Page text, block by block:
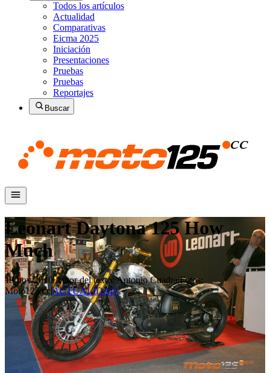
Todos los artículos
Actualidad
Comparativas
Eicma 2025
Iniciación
Presentaciones
Pruebas
Pruebas
Reportajes
Buscar
Leonart Daytona 125 How
Much
19 nov 2010|Autor del texto: Antonio Cuadra|Fotos:
Moto125.cc|ACTUALIDAD